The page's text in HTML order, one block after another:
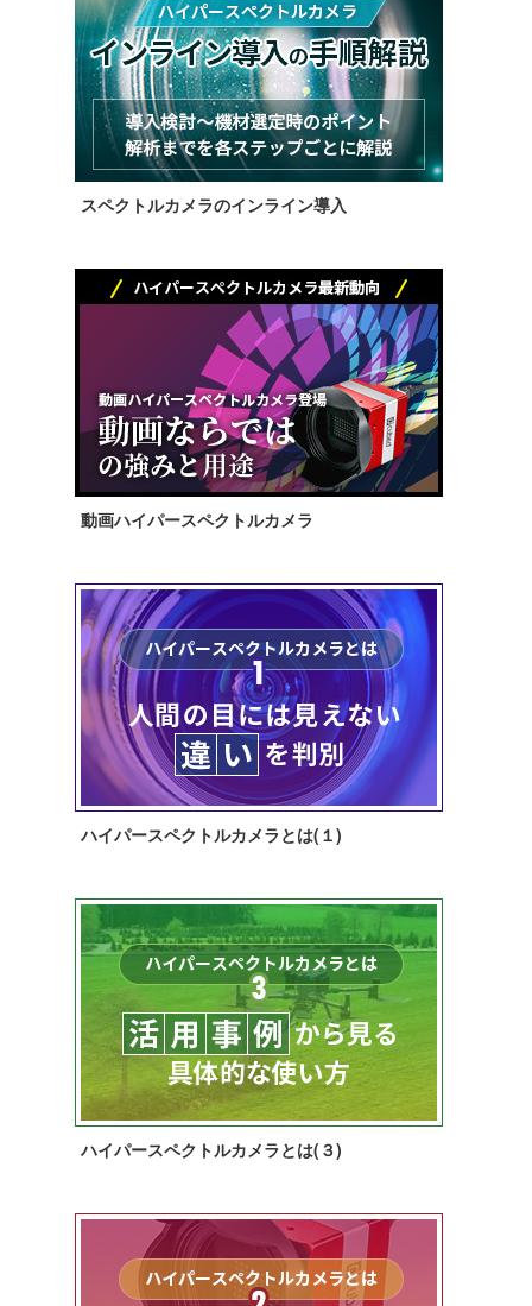
スペクトルカメラのインライン導入
動画ハイパースペクトルカメラ
ハイパースペクトルカメラとは(１)
ハイパースペクトルカメラとは(３)